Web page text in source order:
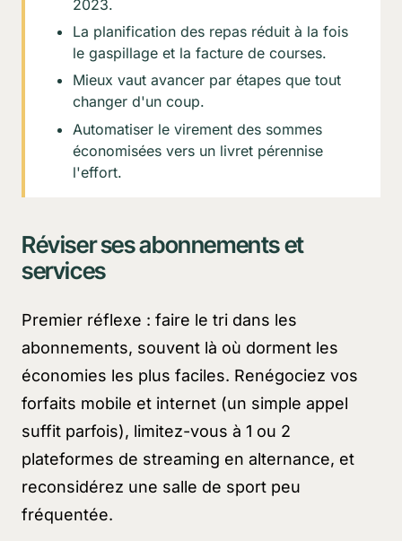
2023.
La planification des repas réduit à la fois
le gaspillage et la facture de courses.
Mieux vaut avancer par étapes que tout
changer d'un coup.
Automatiser le virement des sommes
économisées vers un livret pérennise
l'effort.
Réviser ses abonnements et
services
Premier réflexe : faire le tri dans les
abonnements, souvent là où dorment les
économies les plus faciles. Renégociez vos
forfaits mobile et internet (un simple appel
suffit parfois), limitez-vous à 1 ou 2
plateformes de streaming en alternance, et
reconsidérez une salle de sport peu
fréquentée.